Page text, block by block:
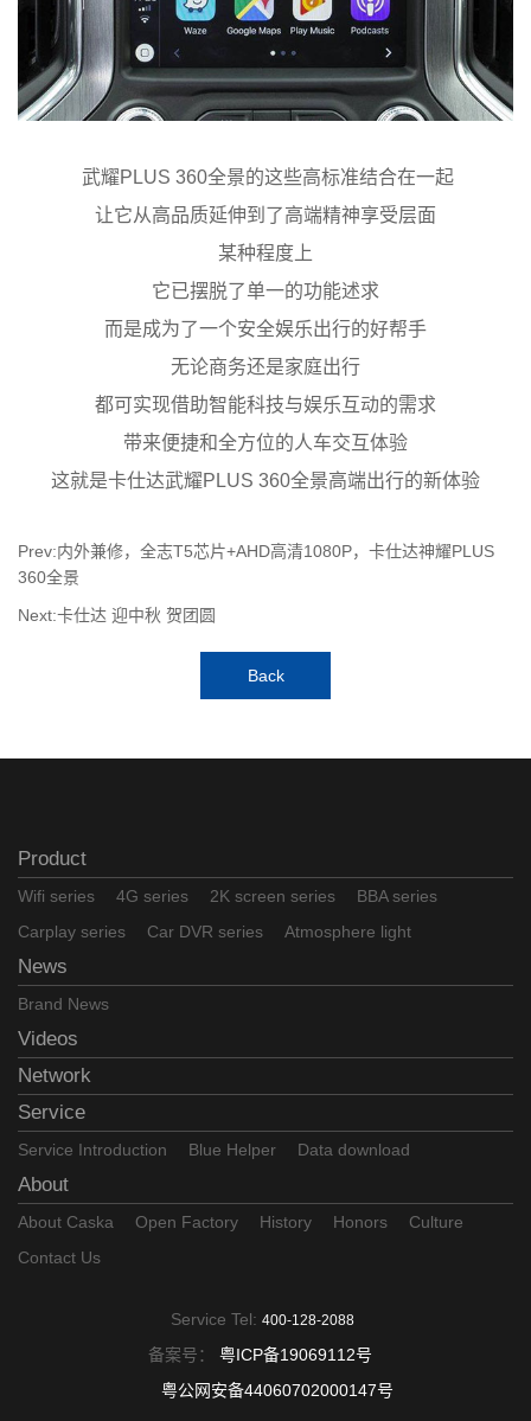
武耀PLUS 360全景的这些高标准结合在一起
让它从高品质延伸到了高端精神享受层面
某种程度上
它已摆脱了单一的功能述求
而是成为了一个安全娱乐出行的好帮手
无论商务还是家庭出行
都可实现借助智能科技与娱乐互动的需求
带来便捷和全方位的人车交互体验
这就是卡仕达武耀PLUS 360全景高端出行的新体验
Prev:内外兼修，全志T5芯片+AHD高清1080P，卡仕达神耀PLUS
360全景
Next:卡仕达 迎中秋 贺团圆
Back
Product
Wifi series 4G series 2K screen series
BBA series
Carplay series
Car DVR series Atmosphere light
News
Brand News
Videos
Network
Service
Service Introduction Blue Helper Data download
About
About Caska Open Factory History Honors
Culture
Contact Us
Service Tel: 400-128-2088
备案号： 粤ICP备19069112号
粤公网安备44060702000147号